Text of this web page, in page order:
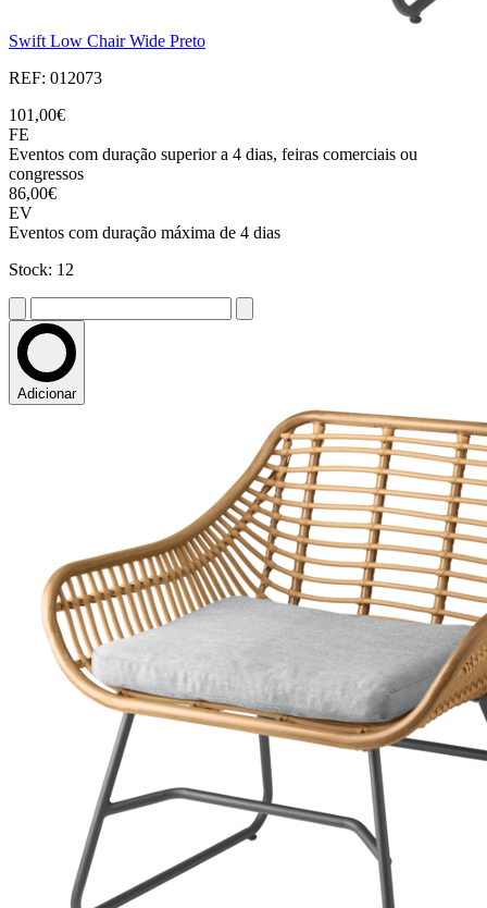
Swift Low Chair Wide Preto
REF: 012073
101,00€
FE
Eventos com duração superior a 4 dias, feiras comerciais ou
congressos
86,00€
EV
Eventos com duração máxima de 4 dias
Stock: 12
Adicionar